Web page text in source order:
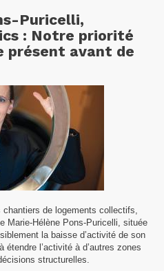
Puricelli,
: Notre priorité
présent avant de
de logements collectifs,
Marie-Hélène Pons-Puricelli, située
la baisse d’activité de son
l’activité à d’autres zones
structurelles.